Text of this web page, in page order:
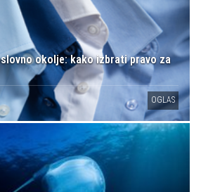
okolje: kako izbrati pravo za
OGLAS